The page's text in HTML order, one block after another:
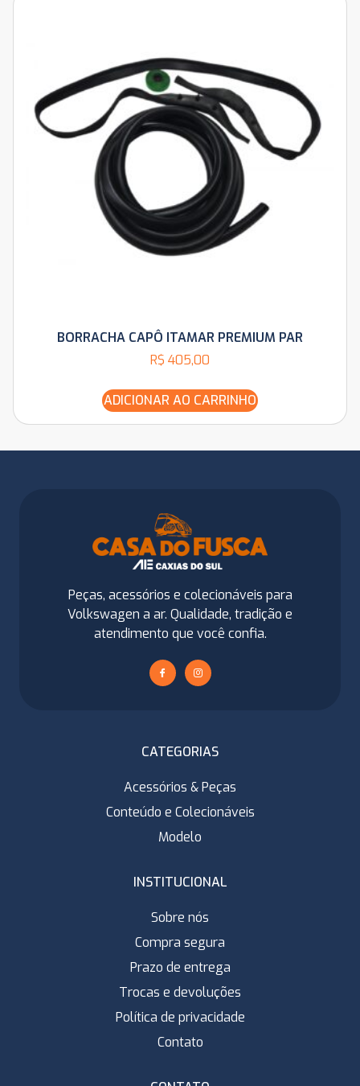
BORRACHA CAPÔ ITAMAR PREMIUM PAR
R$ 405,00
ADICIONAR AO CARRINHO
Peças, acessórios e colecionáveis para
Volkswagen a ar. Qualidade, tradição e
atendimento que você confia.
CATEGORIAS
Acessórios & Peças
Conteúdo e Colecionáveis
Modelo
INSTITUCIONAL
Sobre nós
Compra segura
Prazo de entrega
Trocas e devoluções
Política de privacidade
Contato